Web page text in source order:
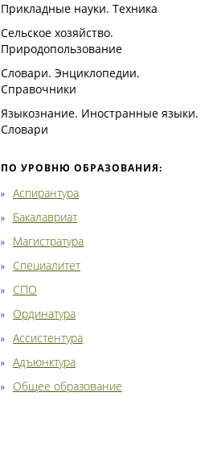
Прикладные науки. Техника
Сельское хозяйство.
Природопользование
Словари. Энциклопедии.
Справочники
Языкознание. Иностранные языки.
Словари
ПО УРОВНЮ ОБРАЗОВАНИЯ:
Аспирантура
Бакалавриат
Магистратура
Специалитет
СПО
Ординатура
Ассистентура
Адъюнктура
Общее образование